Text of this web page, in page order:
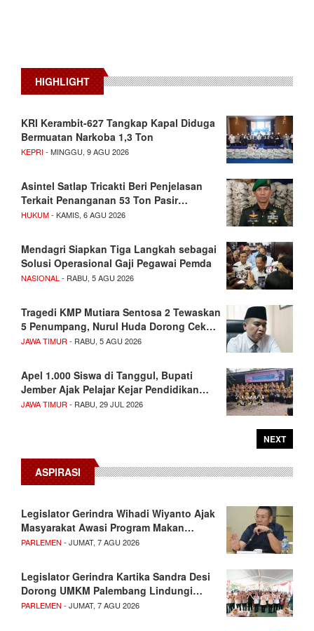
HIGHLIGHT
KRI Kerambit-627 Tangkap Kapal Diduga
Bermuatan Narkoba 1,3 Ton
KEPRI- MINGGU, 9 AGU 2026
Asintel Satlap Tricakti Beri Penjelasan
Terkait Penanganan 53 Ton Pasir…
HUKUM- KAMIS, 6 AGU 2026
Mendagri Siapkan Tiga Langkah sebagai
Solusi Operasional Gaji Pegawai Pemda
NASIONAL - RABU, 5 AGU 2026
Tragedi KMP Mutiara Sentosa 2 Tewaskan
5 Penumpang, Nurul Huda Dorong Cek…
JAWA TIMUR - RABU, 5 AGU 2026
Apel 1.000 Siswa di Tanggul, Bupati
Jember Ajak Pelajar Kejar Pendidikan…
JAWA TIMUR - RABU, 29 JUL 2026
NEXT
ASPIRASI
Legislator Gerindra Wihadi Wiyanto Ajak
Masyarakat Awasi Program Makan…
PARLEMEN - JUMAT, 7 AGU 2026
Legislator Gerindra Kartika Sandra Desi
Dorong UMKM Palembang Lindungi…
PARLEMEN - JUMAT, 7 AGU 2026